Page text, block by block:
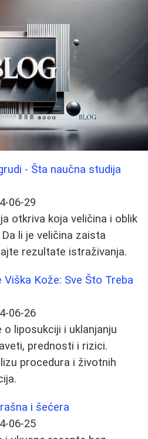
- Šta naučna studija
06-29
otkriva koja veličina i oblik
li je veličina zaista
rezultate istraživanja.
Viška Kože: Sve Što Treba
06-26
liposukciji i uklanjanju
prednosti i rizici.
procedura i životnih
i šećera
06-25